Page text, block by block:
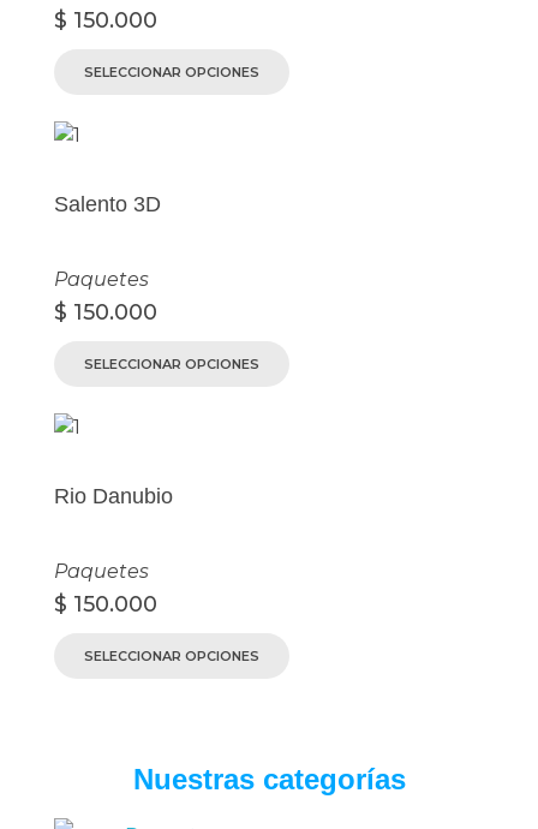
$ 150.000
SELECCIONAR OPCIONES
Salento 3D
Paquetes
$ 150.000
SELECCIONAR OPCIONES
Rio Danubio
Paquetes
$ 150.000
SELECCIONAR OPCIONES
Nuestras categorías